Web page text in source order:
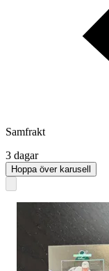
Samfrakt
3 dagar
Hoppa över karusell